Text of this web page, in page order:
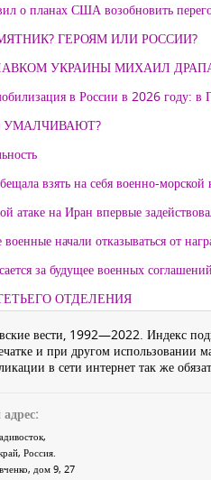
о планах США возобновить
ГЕРОЯМ ИЛИ РОССИИ?
УКРАИНЫ МИХАИЛ
в России в 2026 году: в
взять на себя военно-
атаке на Иран впервые
начали отказываться от
за будущее военных
ОТДЕЛЕНИЯ
вести, 1992—2022. Индекс
и при другом использовании
в сети интернет так же
,
, Россия.
, дом 9, 27